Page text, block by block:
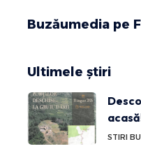
Buzăumedia pe
Ultimele știri
STIRI